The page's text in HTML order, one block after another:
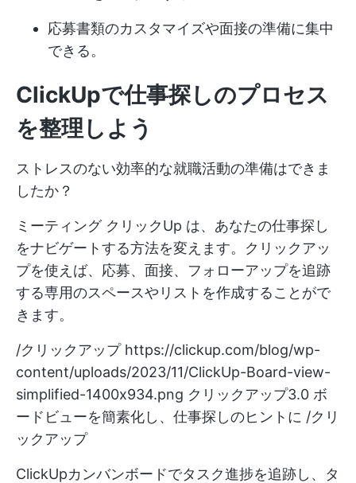
応募書類のカスタマイズや面接の準備に集中
できる。
ClickUpで仕事探しのプロセス
を整理しよう
ストレスのない効率的な就職活動の準備はできま
したか？
ミーティング クリックUp は、あなたの仕事探し
をナビゲートする方法を変えます。クリックアッ
プを使えば、応募、面接、フォローアップを追跡
する専用のスペースやリストを作成することがで
きます。
/クリックアップ https://clickup.com/blog/wp-
content/uploads/2023/11/ClickUp-Board-view-
simplified-1400x934.png クリックアップ3.0 ボ
ードビューを簡素化し、仕事探しのヒントに /クリ
ックアップ
ClickUpカンバンボードでタスク進捗を追跡し、タ